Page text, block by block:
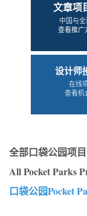
文章项
中国与
查看推
设计师
在线
查看
全部口袋公园项
All Pocket Parks
口袋公园Pocket